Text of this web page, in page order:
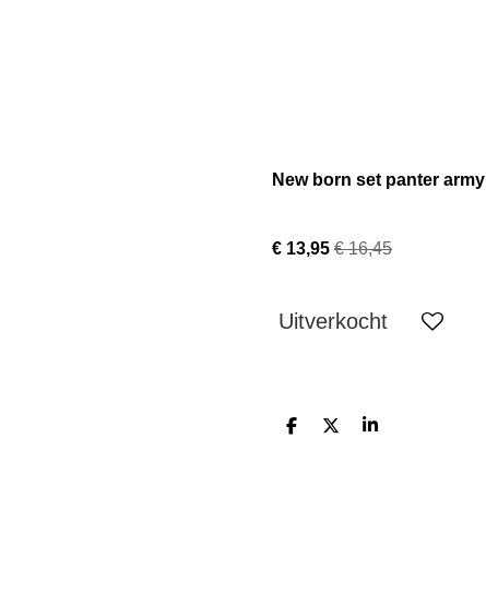
New born set panter army
€ 13,95 € 16,45
Uitverkocht
D
D
S